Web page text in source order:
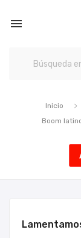

Inicio
Boom